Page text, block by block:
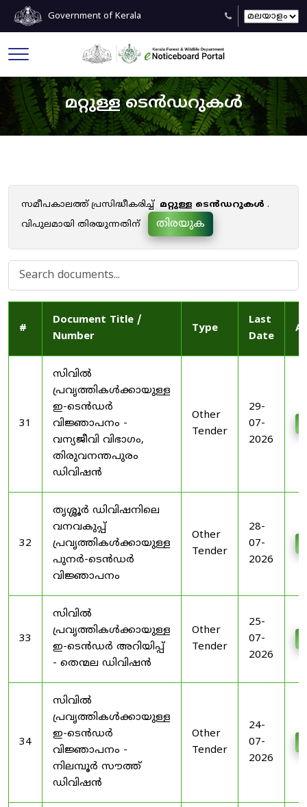
Government of Kerala
മറ്റുള്ള ടെൻഡറുകൾ
സമീപകാലത്ത് പ്രസിദ്ധീകരിച്ച് മറ്റുള്ള ടെൻഡറുകൾ .
വിപുലമായി തിരയുന്നതിന്
തിരയുക
#
Document Title /
Number
Type
Last
Date
31
സിവിൽ
പ്രവൃത്തികൾക്കായുള്ള
ഇ-ടെൻഡർ
വിജ്ഞാപനം -
വന്യജീവി വിഭാഗം,
തിരുവനന്തപുരം
ഡിവിഷൻ
Other
Tender
29-
07-
2026
32
തൃശ്ശൂർ ഡിവിഷനിലെ
വനവകുപ്പ്
പ്രവൃത്തികൾക്കായുള്ള
പുനർ-ടെൻഡർ
വിജ്ഞാപനം
Other
Tender
28-
07-
2026
33
സിവിൽ
പ്രവൃത്തികൾക്കായുള്ള
ഇ-ടെൻഡർ അറിയിപ്പ്
- തെന്മല ഡിവിഷൻ
Other
Tender
25-
07-
2026
34
സിവിൽ
പ്രവൃത്തികൾക്കായുള്ള
ഇ-ടെൻഡർ
വിജ്ഞാപനം -
നിലമ്പൂർ സൗത്ത്
ഡിവിഷൻ
Other
Tender
24-
07-
2026